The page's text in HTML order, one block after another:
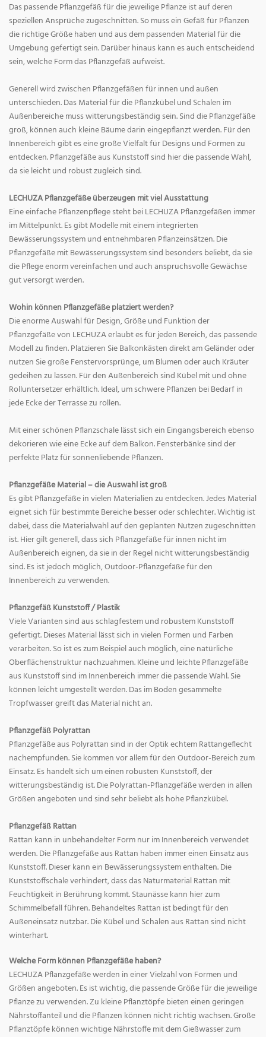
Das passende Pflanzgefäß für die jeweilige Pflanze ist auf deren
speziellen Ansprüche zugeschnitten. So muss ein Gefäß für Pflanzen
die richtige Größe haben und aus dem passenden Material für die
Umgebung gefertigt sein. Darüber hinaus kann es auch entscheidend
sein, welche Form das Pflanzgefäß aufweist.
Generell wird zwischen Pflanzgefäßen für innen und außen
unterschieden. Das Material für die Pflanzkübel und Schalen im
Außenbereiche muss witterungsbeständig sein. Sind die Pflanzgefäße
groß, können auch kleine Bäume darin eingepflanzt werden. Für den
Innenbereich gibt es eine große Vielfalt für Designs und Formen zu
entdecken. Pflanzgefäße aus Kunststoff sind hier die passende Wahl,
da sie leicht und robust zugleich sind.
LECHUZA Pflanzgefäße überzeugen mit viel Ausstattung
Eine einfache Pflanzenpflege steht bei LECHUZA Pflanzgefäßen immer
im Mittelpunkt. Es gibt Modelle mit einem integrierten
Bewässerungssystem und entnehmbaren Pflanzeinsätzen. Die
Pflanzgefäße mit Bewässerungssystem sind besonders beliebt, da sie
die Pflege enorm vereinfachen und auch anspruchsvolle Gewächse
gut versorgt werden.
Wohin können Pflanzgefäße platziert werden?
Die enorme Auswahl für Design, Größe und Funktion der
Pflanzgefäße von LECHUZA erlaubt es für jeden Bereich, das passende
Modell zu finden. Platzieren Sie Balkonkästen direkt am Geländer oder
nutzen Sie große Fenstervorsprünge, um Blumen oder auch Kräuter
gedeihen zu lassen. Für den Außenbereich sind Kübel mit und ohne
Rolluntersetzer erhältlich. Ideal, um schwere Pflanzen bei Bedarf in
jede Ecke der Terrasse zu rollen.
Mit einer schönen Pflanzschale lässt sich ein Eingangsbereich ebenso
dekorieren wie eine Ecke auf dem Balkon. Fensterbänke sind der
perfekte Platz für sonnenliebende Pflanzen.
Pflanzgefäße Material – die Auswahl ist groß
Es gibt Pflanzgefäße in vielen Materialien zu entdecken. Jedes Material
eignet sich für bestimmte Bereiche besser oder schlechter. Wichtig ist
dabei, dass die Materialwahl auf den geplanten Nutzen zugeschnitten
ist. Hier gilt generell, dass sich Pflanzgefäße für innen nicht im
Außenbereich eignen, da sie in der Regel nicht witterungsbeständig
sind. Es ist jedoch möglich, Outdoor-Pflanzgefäße für den
Innenbereich zu verwenden.
Pflanzgefäß Kunststoff / Plastik
Viele Varianten sind aus schlagfestem und robustem Kunststoff
gefertigt. Dieses Material lässt sich in vielen Formen und Farben
verarbeiten. So ist es zum Beispiel auch möglich, eine natürliche
Oberflächenstruktur nachzuahmen. Kleine und leichte Pflanzgefäße
aus Kunststoff sind im Innenbereich immer die passende Wahl. Sie
können leicht umgestellt werden. Das im Boden gesammelte
Tropfwasser greift das Material nicht an.
Pflanzgefäß Polyrattan
Pflanzgefäße aus Polyrattan sind in der Optik echtem Rattangeflecht
nachempfunden. Sie kommen vor allem für den Outdoor-Bereich zum
Einsatz. Es handelt sich um einen robusten Kunststoff, der
witterungsbeständig ist. Die Polyrattan-Pflanzgefäße werden in allen
Größen angeboten und sind sehr beliebt als hohe Pflanzkübel.
Pflanzgefäß Rattan
Rattan kann in unbehandelter Form nur im Innenbereich verwendet
werden. Die Pflanzgefäße aus Rattan haben immer einen Einsatz aus
Kunststoff. Dieser kann ein Bewässerungssystem enthalten. Die
Kunststoffschale verhindert, dass das Naturmaterial Rattan mit
Feuchtigkeit in Berührung kommt. Staunässe kann hier zum
Schimmelbefall führen. Behandeltes Rattan ist bedingt für den
Außeneinsatz nutzbar. Die Kübel und Schalen aus Rattan sind nicht
winterhart.
Welche Form können Pflanzgefäße haben?
LECHUZA Pflanzgefäße werden in einer Vielzahl von Formen und
Größen angeboten. Es ist wichtig, die passende Größe für die jeweilige
Pflanze zu verwenden. Zu kleine Pflanztöpfe bieten einen geringen
Nährstoffanteil und die Pflanzen können nicht richtig wachsen. Große
Pflanztöpfe können wichtige Nährstoffe mit dem Gießwasser zum